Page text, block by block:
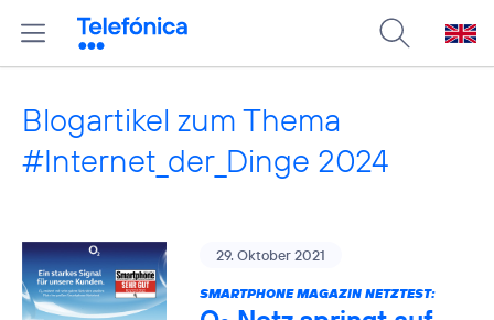
Blogartikel zum Thema
#Internet_der_Dinge 2024
29. Oktober 2021
SMARTPHONE MAGAZIN NETZTEST: